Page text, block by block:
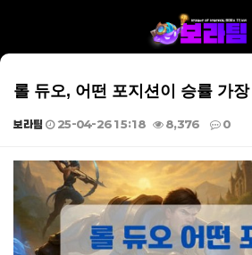
롤 듀오, 어떤 포지션이 승률 가
보라팀 25-04-26 15:18 8,376 0
본문